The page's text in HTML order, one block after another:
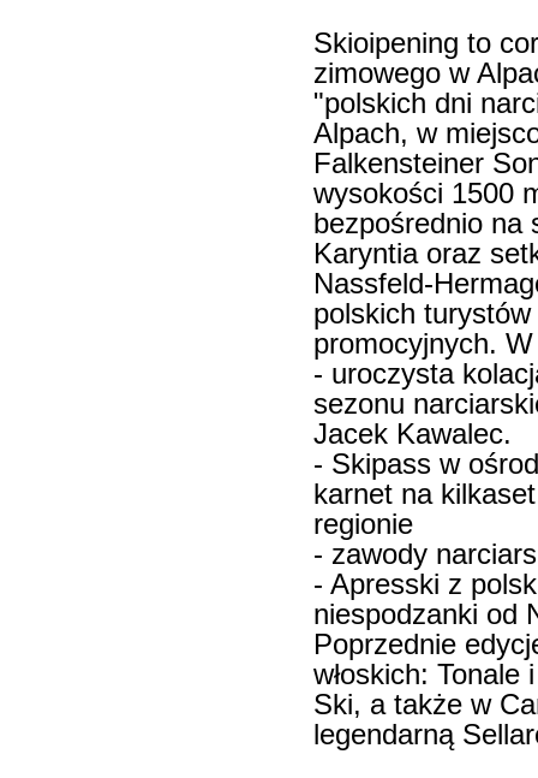
Skioipening to
zimowego w
"polskich dni
Alpach, w
Falkensteiner
wysokości 1500
bezpośrednio na
Karyntia oraz
Nassfeld-
polskich
promocyjnych.
- uroczysta
sezonu
Jacek Kawalec.
- Skipass w
karnet na
regionie
- zawody
- Apresski z
niespodzanki od
Poprzednie
włoskich:
Ski, a także w
legendarną